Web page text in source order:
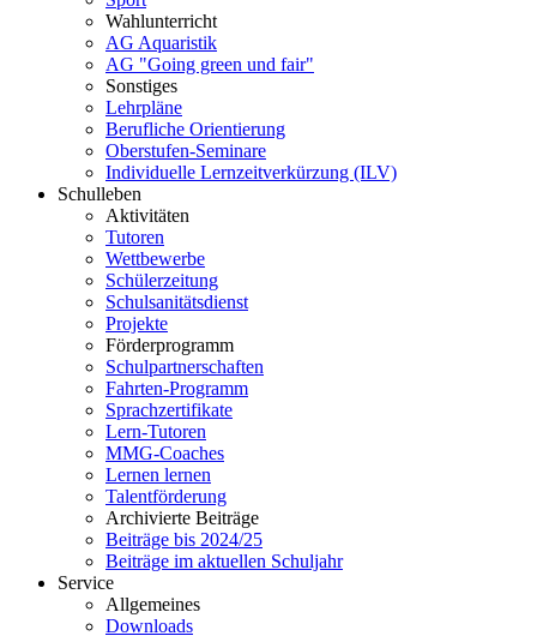
Wahlunterricht
AG Aquaristik
AG "Going green und fair"
Sonstiges
Lehrpläne
Berufliche Orientierung
Oberstufen-Seminare
Individuelle Lernzeitverkürzung (ILV)
Schulleben
Aktivitäten
Tutoren
Wettbewerbe
Schülerzeitung
Schulsanitätsdienst
Projekte
Förderprogramm
Schulpartnerschaften
Fahrten-Programm
Sprachzertifikate
Lern-Tutoren
MMG-Coaches
Lernen lernen
Talentförderung
Archivierte Beiträge
Beiträge bis 2024/25
Beiträge im aktuellen Schuljahr
Service
Allgemeines
Downloads